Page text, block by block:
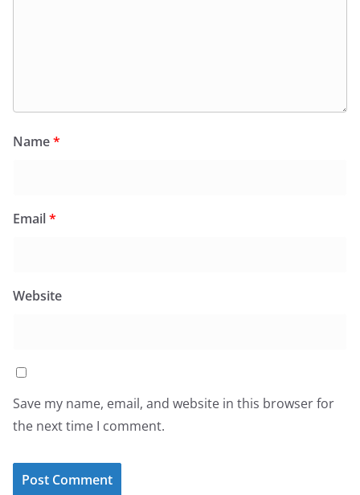
Name*
Email*
Website
Save my name, email, and website in this browser for
the next time I comment.